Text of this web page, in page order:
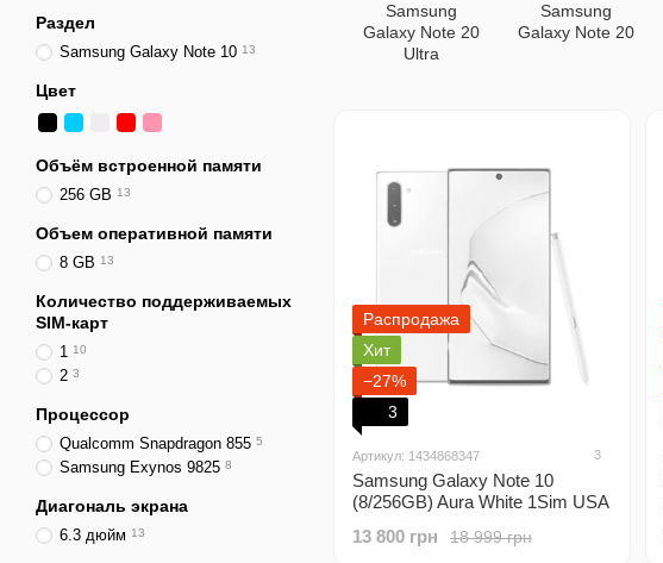
Samsung
Galaxy Note 20
Ultra
Samsung
Galaxy Note 20
Распродажа
Хит
−27%
3
Артикул: 1434868347 3
Samsung Galaxy Note 10
(8/256GB) Aura White 1Sim USA
18 999 грн
13 800 грн
Раздел
Samsung Galaxy Note 10 13
Цвет
Объём встроенной памяти
256 GB 13
Объем оперативной памяти
8 GB 13
Количество поддерживаемых
SIM-карт
1 10
2 3
Процессор
Qualcomm Snapdragon 855 5
Samsung Exynos 9825 8
Диагональ экрана
6.3 дюйм 13